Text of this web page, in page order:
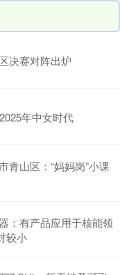
决赛对阵出炉
年中女时代
青山区：“妈妈岗”小课
：有产品应用于核能领
较小